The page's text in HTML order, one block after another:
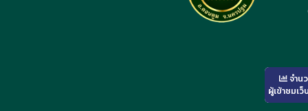
จำน
ผู้เข้าชมเว็